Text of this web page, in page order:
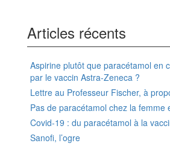
Articles récents
Aspirine plutôt que paracétamol en
par le vaccin Astra-Zeneca ?
Lettre au Professeur Fischer, à
Pas de paracétamol chez la femme
Covid-19 : du paracétamol à la
Sanofi, l’ogre